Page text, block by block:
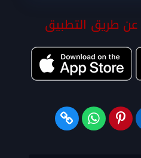
عن طريق التطبيق